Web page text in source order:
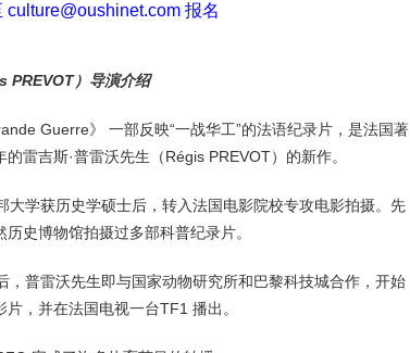
报名
PREVOT）导演介绍
Guerre》 一部反映“一战华工”的法语纪录片，是法国著
雷吉斯·普雷沃先生（Régis PREVOT）的新作。
大学获历史学硕士后，转入法国电影院校专攻电影拍摄。先
史博物馆拍摄过多部科普纪录片。
，普雷沃先生即与国家动物研究所和巴黎科技城合作，开始
，并在法国电视一台TF1 播出。